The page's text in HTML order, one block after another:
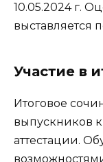
10.05.2024 г.
выставляется
Участие в
Итоговое
выпускников
аттестации.